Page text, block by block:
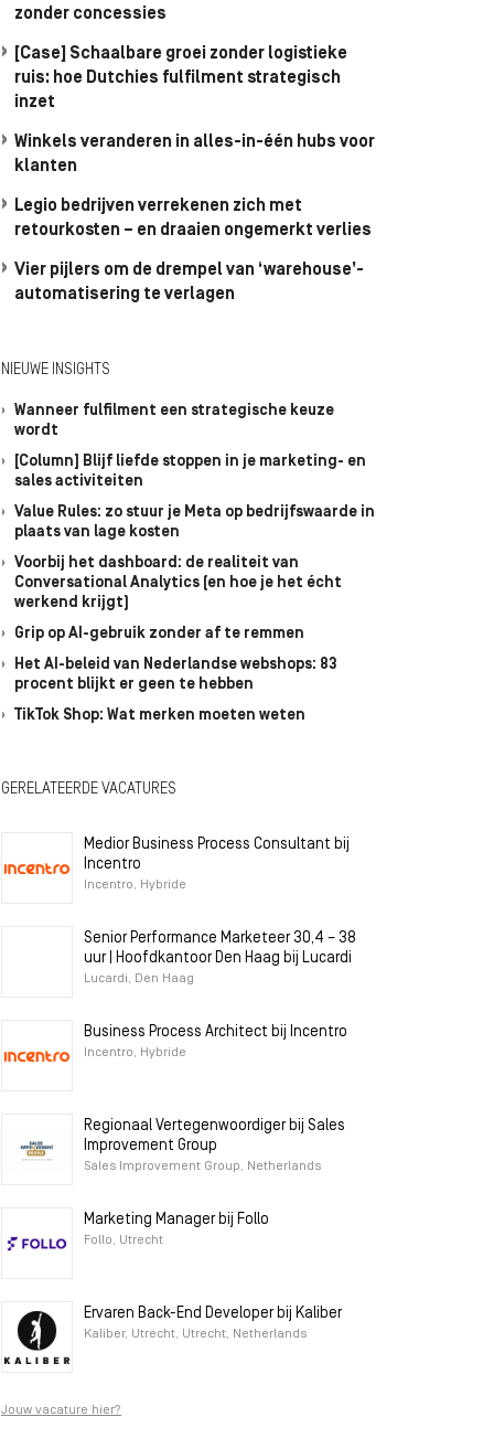
zonder concessies
[Case] Schaalbare groei zonder logistieke
ruis: hoe Dutchies fulfilment strategisch
inzet
Winkels veranderen in alles-in-één hubs voor
klanten
Legio bedrijven verrekenen zich met
retourkosten – en draaien ongemerkt verlies
Vier pijlers om de drempel van ‘warehouse’-
automatisering te verlagen
NIEUWE INSIGHTS
Wanneer fulfilment een strategische keuze
wordt
[Column] Blijf liefde stoppen in je marketing- en
sales activiteiten
Value Rules: zo stuur je Meta op bedrijfswaarde in
plaats van lage kosten
Voorbij het dashboard: de realiteit van
Conversational Analytics (en hoe je het écht
werkend krijgt)
Grip op AI-gebruik zonder af te remmen
Het AI-beleid van Nederlandse webshops: 83
procent blijkt er geen te hebben
TikTok Shop: Wat merken moeten weten
GERELATEERDE VACATURES
Medior Business Process Consultant bij
Incentro
Incentro, Hybride
Senior Performance Marketeer 30,4 – 38
uur | Hoofdkantoor Den Haag bij Lucardi
Lucardi, Den Haag
Business Process Architect bij Incentro
Incentro, Hybride
Regionaal Vertegenwoordiger bij Sales
Improvement Group
Sales Improvement Group, Netherlands
Marketing Manager bij Follo
Follo, Utrecht
Ervaren Back-End Developer bij Kaliber
Kaliber, Utrecht, Utrecht, Netherlands
Jouw vacature hier?